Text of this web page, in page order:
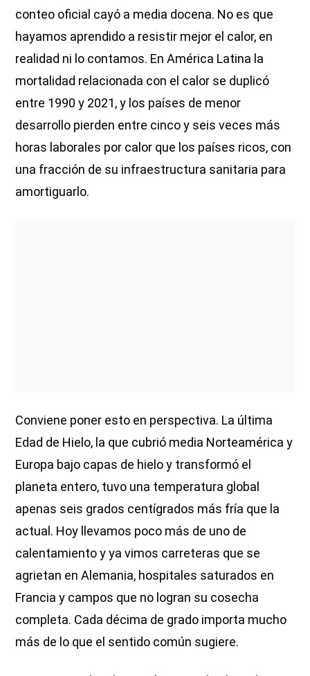
conteo oficial cayó a media docena. No es que
hayamos aprendido a resistir mejor el calor, en
realidad ni lo contamos. En América Latina la
mortalidad relacionada con el calor se duplicó
entre 1990 y 2021, y los países de menor
desarrollo pierden entre cinco y seis veces más
horas laborales por calor que los países ricos, con
una fracción de su infraestructura sanitaria para
amortiguarlo.
Conviene poner esto en perspectiva. La última
Edad de Hielo, la que cubrió media Norteamérica y
Europa bajo capas de hielo y transformó el
planeta entero, tuvo una temperatura global
apenas seis grados centígrados más fría que la
actual. Hoy llevamos poco más de uno de
calentamiento y ya vimos carreteras que se
agrietan en Alemania, hospitales saturados en
Francia y campos que no logran su cosecha
completa. Cada décima de grado importa mucho
más de lo que el sentido común sugiere.